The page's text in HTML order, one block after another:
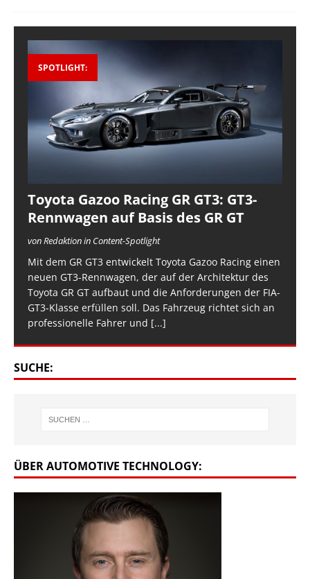
SPOTLIGHT:
Toyota Gazoo Racing GR GT3: GT3-
Rennwagen auf Basis des GR GT
von Redaktion in Content-Spotlight
Mit dem GR GT3 entwickelt Toyota Gazoo Racing einen
neuen GT3-Rennwagen, der auf der Architektur des
Toyota GR GT aufbaut und die Anforderungen der FIA-
GT3-Klasse erfüllen soll. Das Fahrzeug richtet sich an
professionelle Fahrer und [...]
SUCHE:
ÜBER AUTOMOTIVE TECHNOLOGY: